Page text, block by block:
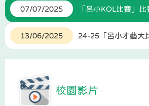
07/07/2025 「呂小KOL比賽」比
13/06/2025 24-25「呂小才藝大
14/06/2023 小一至小四插班生「
校園影片